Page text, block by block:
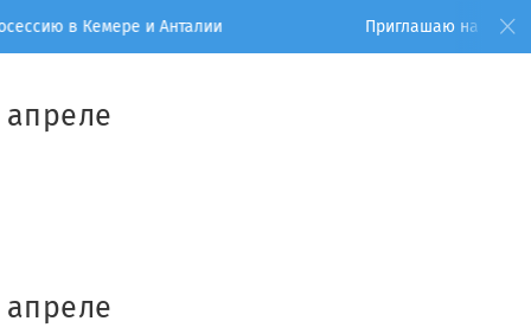
Кемере и Анталии Приглашаю на фотосессию